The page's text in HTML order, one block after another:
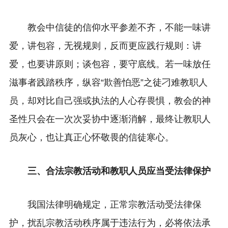
教会中信徒的信仰水平参差不齐，不能一味讲
爱，讲包容，无视规则，反而更应践行规则：讲
爱，也要讲原则；谈包容，要守底线。若一味放任
滋事者践踏秩序，纵容“欺善怕恶”之徒刁难教职人
员，却对比自己强或执法的人心存畏惧，教会的神
圣性只会在一次次妥协中逐渐消解，最终让教职人
员灰心，也让真正心怀敬畏的信徒寒心。
三、合法宗教活动和教职人员应当受法律保护
我国法律明确规定，正常宗教活动受法律保
护，扰乱宗教活动秩序属于违法行为，必将依法承